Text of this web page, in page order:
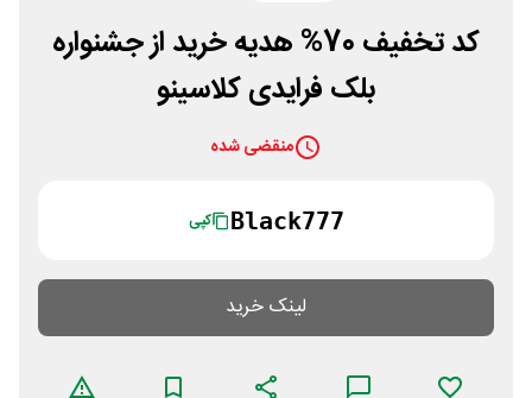
کد تخفیف 70% هدیه خرید از جشنواره
بلک فرایدی کلاسینو
منقضی شده
Black777 کپی
لینک خرید